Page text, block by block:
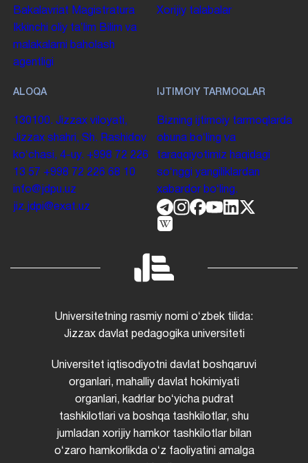
Bakalavriat Magistratura
Ikkinchi oliy taʼlim Bilim va
malakalarni baholash
agentligi
Xorijiy talabalar
ALOQA
130100. Jizzax viloyati,
Jizzax shahri, Sh. Rashidov
koʻchasi, 4-uy. +998 72 226
13 57 +998 72 226 68 10
info@jdpu.uz
jiz.jdpi@exat.uz
IJTIMOIY TARMOQLAR
Bizning ijtimoiy tarmoqlarda
obuna boʻling va
taraqqiyotimiz haqidagi
soʻnggi yangiliklardan
xabardor boʻling.
Universitetning rasmiy nomi oʻzbek tilida:
Jizzax davlat pedagogika universiteti
Universitet iqtisodiyotni davlat boshqaruvi
organlari, mahalliy davlat hokimiyati
organlari, kadrlar boʻyicha pudrat
tashkilotlari va boshqa tashkilotlar, shu
jumladan xorijiy hamkor tashkilotlar bilan
oʻzaro hamkorlikda oʻz faoliyatini amalga